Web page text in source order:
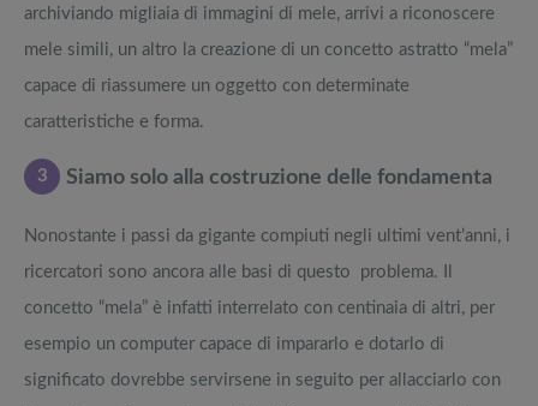
archiviando migliaia di immagini di mele, arrivi a riconoscere
mele simili, un altro la creazione di un concetto astratto “mela”
capace di riassumere un oggetto con determinate
caratteristiche e forma.
3 Siamo solo alla costruzione delle fondamenta
Nonostante i passi da gigante compiuti negli ultimi vent’anni, i
ricercatori sono ancora alle basi di questo problema. Il
concetto “mela” è infatti interrelato con centinaia di altri, per
esempio un computer capace di impararlo e dotarlo di
significato dovrebbe servirsene in seguito per allacciarlo con